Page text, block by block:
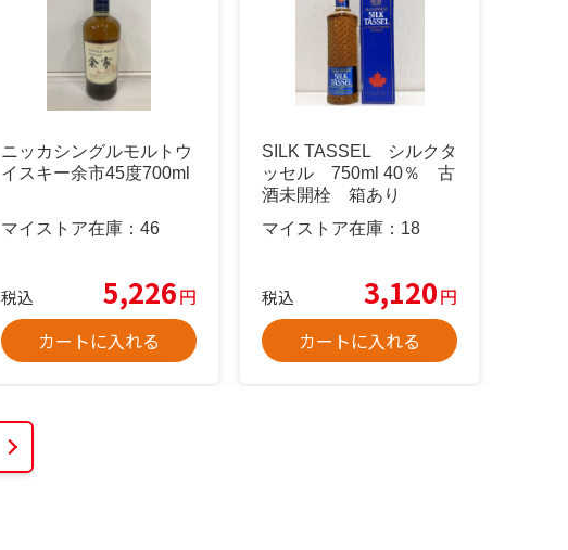
ニッカシングルモルトウ
イスキー余市45度700ml
マイストア在庫： 46
税込 5,226円
カートに入れる
SILK TASSEL シルクタ
ッセル 750ml 40％ 古
酒未開栓 箱あり
マイストア在庫： 18
税込 3,120円
カートに入れる